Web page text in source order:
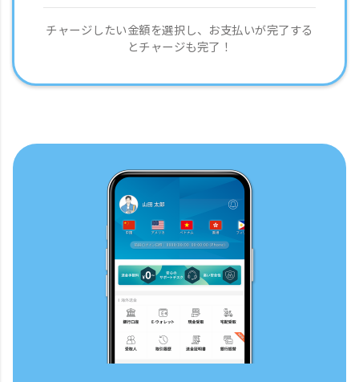
チャージしたい金額を選択し、お支払いが完了する
とチャージも完了！